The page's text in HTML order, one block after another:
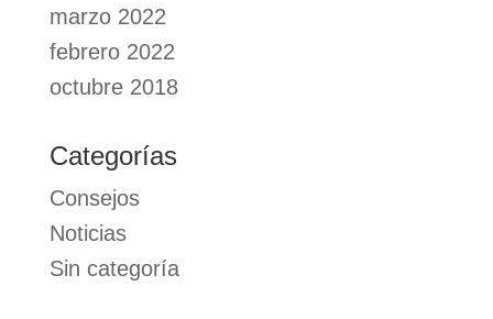
marzo 2022
febrero 2022
octubre 2018
Categorías
Consejos
Noticias
Sin categoría